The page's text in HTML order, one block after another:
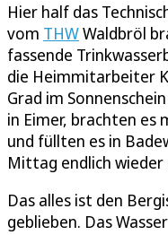
Hier half das
vom THWWaldbröl
fassende
die Heimmitarbeiter
Grad im
in Eimer, brachten es
und füllten es in
Mittag endlich
Das alles ist den
geblieben. Das